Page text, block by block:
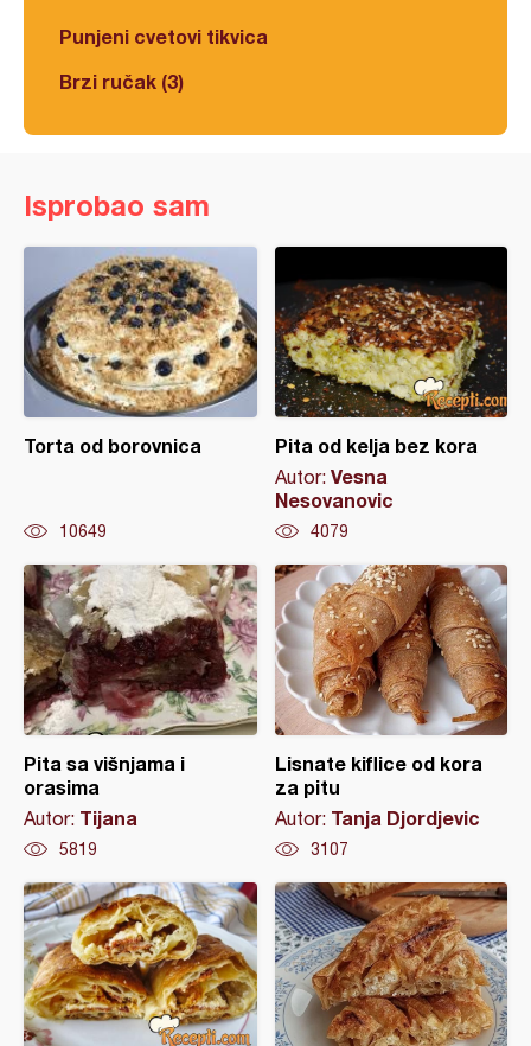
Punjeni cvetovi tikvica
Brzi ručak (3)
Isprobao sam
Torta od borovnica
10649
Pita od kelja bez kora
Autor: Vesna
Nesovanovic
4079
Pita sa višnjama i
orasima
Autor: Tijana
5819
Lisnate kiflice od kora
za pitu
Autor: Tanja Djordjevic
3107